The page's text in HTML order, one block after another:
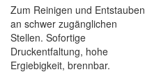
Zum Reinigen und Entstauben
an schwer zugänglichen
Stellen. Sofortige
Druckentfaltung, hohe
Ergiebigkeit, brennbar.